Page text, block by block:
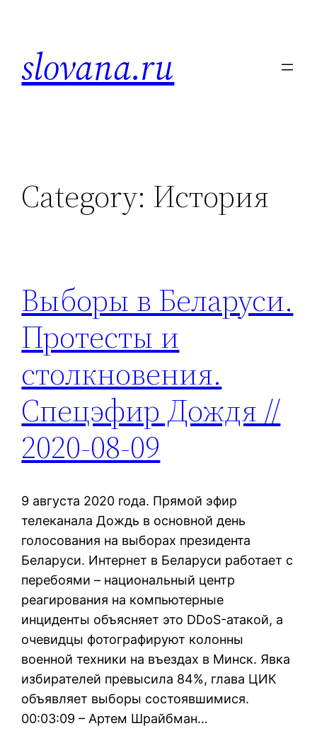
content
slovana.ru
Category: История
Выборы в Беларуси.
Протесты и
столкновения.
Спецэфир Дождя //
2020-08-09
9 августа 2020 года. Прямой эфир
телеканала Дождь в основной день
голосования на выборах президента
Беларуси. Интернет в Беларуси работает с
перебоями – национальный центр
реагирования на компьютерные
инциденты объясняет это DDoS-атакой, а
очевидцы фотографируют колонны
военной техники на въездах в Минск. Явка
избирателей превысила 84%, глава ЦИК
объявляет выборы состоявшимися.
00:03:09 – Артем Шрайбман…